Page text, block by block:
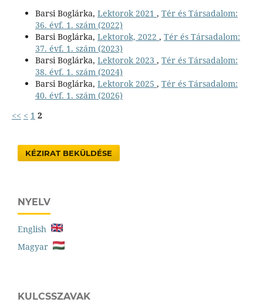
Barsi Boglárka, Lektorok 2021 , Tér és Társadalom:
36. évf. 1. szám (2022)
Barsi Boglárka, Lektorok, 2022 , Tér és Társadalom:
37. évf. 1. szám (2023)
Barsi Boglárka, Lektorok 2023 , Tér és Társadalom:
38. évf. 1. szám (2024)
Barsi Boglárka, Lektorok 2025 , Tér és Társadalom:
40. évf. 1. szám (2026)
<< < 1 2
KÉZIRAT BEKÜLDÉSE
NYELV
English
Magyar
KULCSSZAVAK